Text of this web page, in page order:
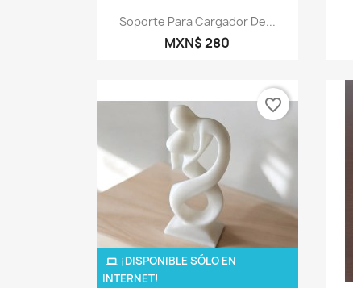
Vista rápida
Soporte Para Cargador De...
MXN$ 280
¡DISPONIBLE SÓLO EN
INTERNET!
favorite_border